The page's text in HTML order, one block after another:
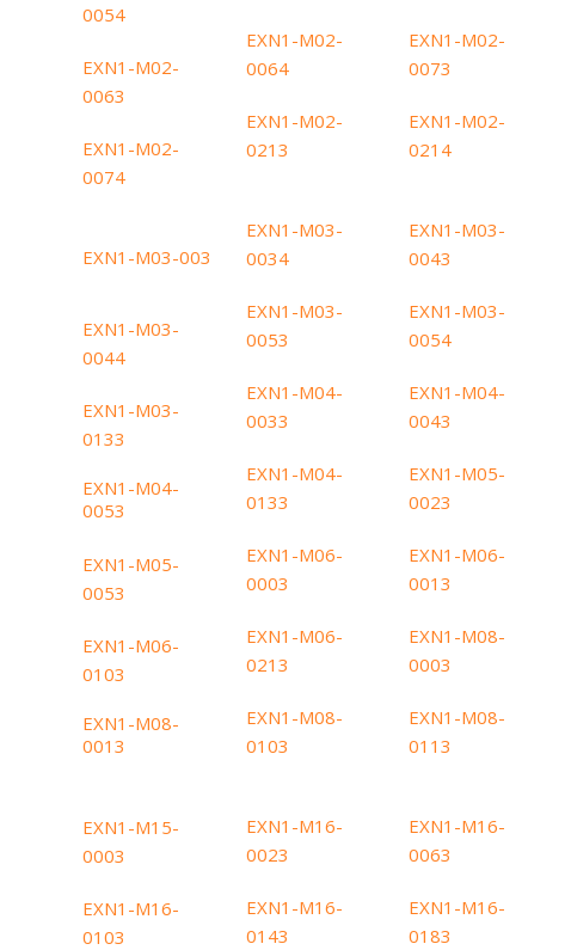
0054
EXN1-M02-
0063
EXN1-M02-
0074
EXN1-M03-003
EXN1-M03-
0044
EXN1-M03-
0133
EXN1-M04-
0053
EXN1-M05-
0053
EXN1-M06-
0103
EXN1-M08-
0013
EXN1-M15-
0003
EXN1-M16-
0103
EXN1-M02-
0064
EXN1-M02-
0213
EXN1-M03-
0034
EXN1-M03-
0053
EXN1-M04-
0033
EXN1-M04-
0133
EXN1-M06-
0003
EXN1-M06-
0213
EXN1-M08-
0103
EXN1-M16-
0023
EXN1-M16-
0143
EXN1-M02-
0073
EXN1-M02-
0214
EXN1-M03-
0043
EXN1-M03-
0054
EXN1-M04-
0043
EXN1-M05-
0023
EXN1-M06-
0013
EXN1-M08-
0003
EXN1-M08-
0113
EXN1-M16-
0063
EXN1-M16-
0183